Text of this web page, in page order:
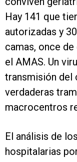
Hay 141 que
autorizadas y
camas, once
el AMAS. Un
transmisión del
verdaderas
macrocentros
El análisis de
hospitalarias